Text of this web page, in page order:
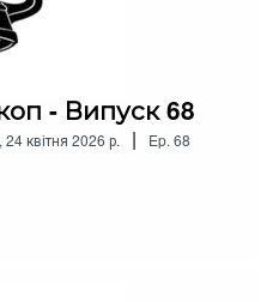
- Випуск 68
24 квітня 2026 р. | Ep. 68